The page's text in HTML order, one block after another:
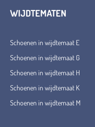
WIJDTEMATEN
Schoenen in wijdtemaat E
Schoenen in wijdtemaat G
Schoenen in wijdtemaat H
Schoenen in wijdtemaat K
Schoenen in wijdtemaat M